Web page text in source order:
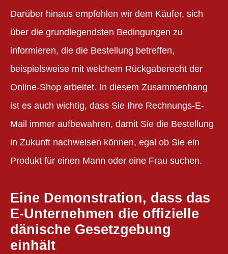
Darüber hinaus empfehlen wir dem Käufer, sich
über die grundlegendsten Bedingungen zu
informieren, die die Bestellung betreffen,
beispielsweise mit welchem Rückgaberecht der
Online-Shop arbeitet. In diesem Zusammenhang
ist es auch wichtig, dass Sie Ihre Rechnungs-E-
Mail immer aufbewahren, damit Sie die Bestellung
in Zukunft nachweisen können, egal ob Sie ein
Produkt für einen Mann oder eine Frau suchen.
Eine Demonstration, dass das
E-Unternehmen die offizielle
dänische Gesetzgebung
einhält